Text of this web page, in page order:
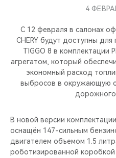
СЕДАНЫ
НОВИНКИ
ПОДДЕРЖКА
CHERY CONNECT
CHERY В СОЦСЕТЯХ
ЛЮДИ CHERY
БЛАГОТВОРИТЕЛЬНОСТЬ
CHERY REMOTE
CHERY И СПОРТ
4
С 12 февраля в салонах
CHERY будут доступны
TIGGO 8 в комплектации
агрегатом, который
экономный расход
выбросов в окружающую
В новой версии
оснащён 147-сильным
двигателем объемом 1.5
роботизированной